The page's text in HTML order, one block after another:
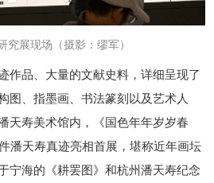
究展现场 （摄影：缪军）
作品、大量的文献史料，详细呈现了
图、指墨画、书法篆刻以及艺术人
天寿美术馆内，《国色年年岁岁春
潘天寿真迹亮相首展，堪称近年画坛
宁海的《耕罢图》和杭州潘天寿纪念